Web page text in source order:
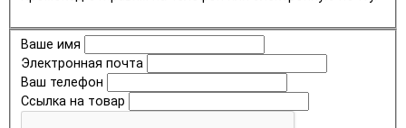
Ваше имя
Электронная почта
Ваш телефон
Ссылка на товар